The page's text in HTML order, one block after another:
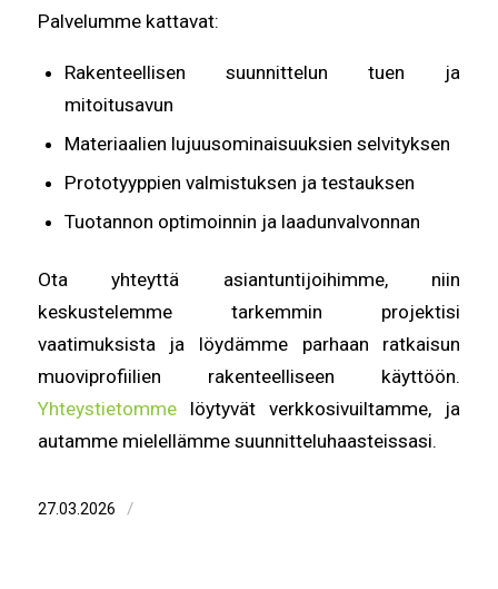
Palvelumme kattavat:
Rakenteellisen suunnittelun tuen ja
mitoitusavun
Materiaalien lujuusominaisuuksien selvityksen
Prototyyppien valmistuksen ja testauksen
Tuotannon optimoinnin ja laadunvalvonnan
Ota yhteyttä asiantuntijoihimme, niin
keskustelemme tarkemmin projektisi
vaatimuksista ja löydämme parhaan ratkaisun
muoviprofiilien rakenteelliseen käyttöön.
Yhteystietommelöytyvät verkkosivuiltamme, ja
autamme mielellämme suunnitteluhaasteissasi.
27.03.2026 /